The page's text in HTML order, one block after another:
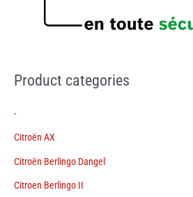
Product categories
-
Citroën AX
Citroën Berlingo Dangel
Citroen Berlingo II